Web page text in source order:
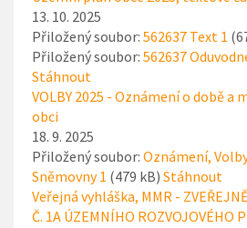
13. 10. 2025
Přiložený soubor: 562637 Text 1
Přiložený soubor: 562637
Stáhnout
VOLBY 2025 - Oznámení o době a
obci
18. 9. 2025
Přiložený soubor: Oznámení,
Sněmovny 1 (479 kB) Stáhnout
Veřejná vyhláška, MMR -
Č. 1A ÚZEMNÍHO ROZVOJOVÉHO